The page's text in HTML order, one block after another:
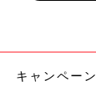
キャンペーン